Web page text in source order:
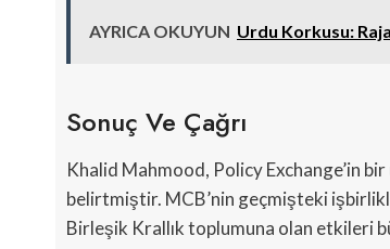
AYRICA OKUYUN Urdu Korkusu:
Sonuç Ve Çağrı
Khalid Mahmood, Policy Exchange’in
belirtmiştir. MCB’nin geçmişteki
Birleşik Krallık toplumuna olan etkileri